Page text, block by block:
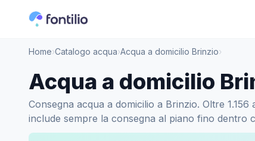
Home›Catalogo acqua›Acqua a domicilio Brinzio›
Acqua a domicilio
Consegna acqua a domicilio a Brinzio. Oltre
include sempre la consegna al piano fino dentro